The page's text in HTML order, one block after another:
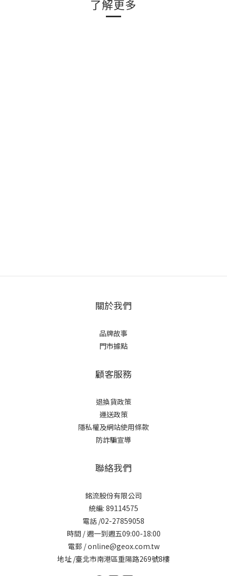
了解更多
關於我們
品牌故事
門市據點
顧客服務
退換貨政策
運送政策
隱私權及網站使用條款
防詐騙宣導
聯絡我們
銘流股份有限公司
統編: 89114575
電話 /02-27859058
時間 / 週一到週五09:00-18:00
電郵 / online@geox.com.tw
地址 /臺北市南港區重陽路269號8樓